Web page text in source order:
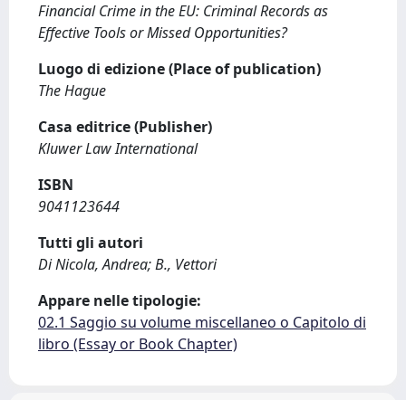
Financial Crime in the EU: Criminal Records as
Effective Tools or Missed Opportunities?
Luogo di edizione (Place of publication)
The Hague
Casa editrice (Publisher)
Kluwer Law International
ISBN
9041123644
Tutti gli autori
Di Nicola, Andrea; B., Vettori
Appare nelle tipologie:
02.1 Saggio su volume miscellaneo o Capitolo di
libro (Essay or Book Chapter)